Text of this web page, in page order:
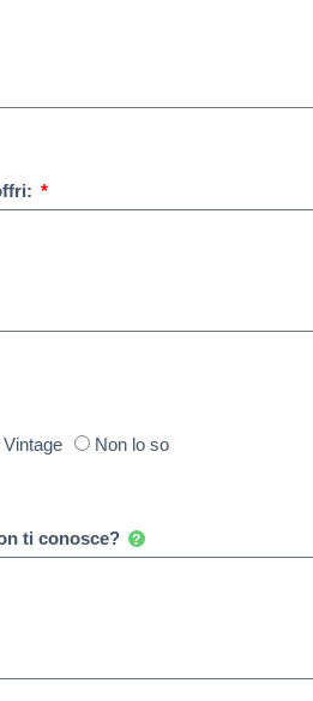
Vintage Non lo so
ti conosce?